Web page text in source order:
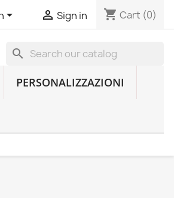
  Sign in shopping_cart Cart (0)
search
PERSONALIZZAZIONI